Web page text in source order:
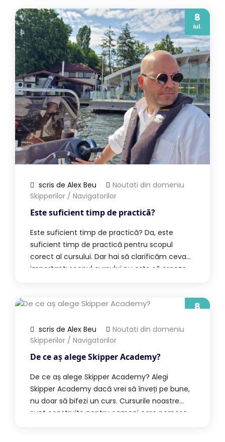
babord, tribord, prova, pupa, […]
8
iul.
scris de Alex Beu
Noutati din domeniu
Skipperilor / Navigatorilor
Este suficient timp de practică?
Este suficient timp de practică? Da, este
suficient timp de practică pentru scopul
corect al cursului. Dar hai să clarificăm ceva
important: scopul cursului nu este să creeze
de condusul unei mașini? Pe șosea mergi cu
8
scris de Alex Beu
Noutati din domeniu
Skipperilor / Navigatorilor
De ce aș alege Skipper Academy?
De ce aș alege Skipper Academy? Alegi
Skipper Academy dacă vrei să înveți pe bune,
nu doar să bifezi un curs. Cursurile noastre
sunt construite pentru oameni care pornesc